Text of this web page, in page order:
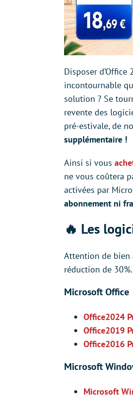
Disposer
incontournable
solution ? Se
revente des
pré-estivale, de
supplémentaire !
Ainsi si vous
ne vous coûtera
activées par
abonnement ni
🔥 Les
Attention de bien
réduction de 30%.
Microsoft Office
Office2024
Office2019
Office2016
Microsoft
Microsoft